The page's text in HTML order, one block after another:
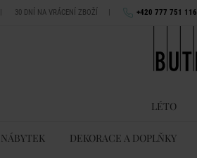
| 30 DNÍ NA VRÁCENÍ ZBOŽÍ | +420 777 751 116
LÉTO
NÁBYTEK DEKORACE A DOPLŇKY